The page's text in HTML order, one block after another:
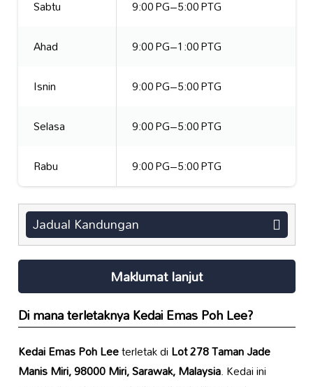
Sabtu
9:00 PG–5:00 PTG
Ahad
9:00 PG–1:00 PTG
Isnin
9:00 PG–5:00 PTG
Selasa
9:00 PG–5:00 PTG
Rabu
9:00 PG–5:00 PTG
Jadual Kandungan
Maklumat lanjut
Di mana terletaknyaKedai Emas Poh Lee?
Kedai Emas Poh Leeterletak diLot 278 Taman Jade
Manis Miri, 98000 Miri, Sarawak, Malaysia. Kedai ini